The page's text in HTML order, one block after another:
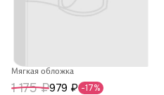
Мягкая обложка
1 175 ₽979 ₽ -17%